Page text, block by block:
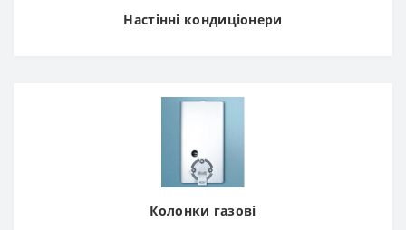
Настінні кондиціонери
Колонки газові